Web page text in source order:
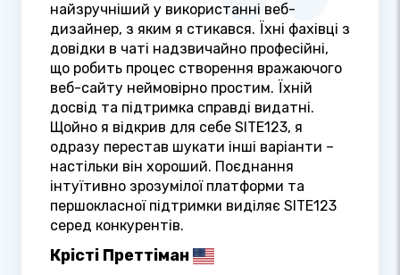
найзручніший у використанні веб-
дизайнер, з яким я стикався. Їхні фахівці з
довідки в чаті надзвичайно професійні,
що робить процес створення вражаючого
веб-сайту неймовірно простим. Їхній
досвід та підтримка справді видатні.
Щойно я відкрив для себе SITE123, я
одразу перестав шукати інші варіанти –
настільки він хороший. Поєднання
інтуїтивно зрозумілої платформи та
першокласної підтримки виділяє SITE123
серед конкурентів.
Крісті Преттіман